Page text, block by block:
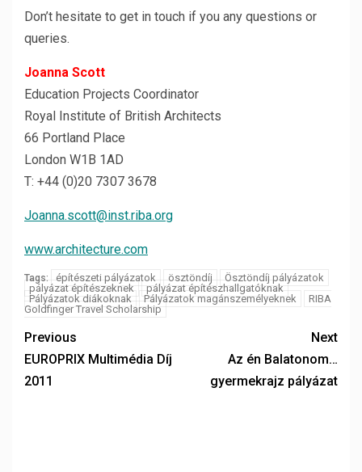
Don’t hesitate to get in touch if you any questions or
queries.
Joanna Scott
Education Projects Coordinator
Royal Institute of British Architects
66 Portland Place
London W1B 1AD
T: +44 (0)20 7307 3678
Joanna.scott@inst.riba.org
www.architecture.com
Tags: építészeti pályázatok ösztöndíj
Ösztöndíj pályázatok
pályázat építészeknek
pályázat építészhallgatóknak
Pályázatok diákoknak
Pályázatok magánszemélyeknek
RIBA
Goldfinger Travel Scholarship
Previous
EUROPRIX Multimédia Díj
2011
Next
Az én Balatonom…
gyermekrajz pályázat